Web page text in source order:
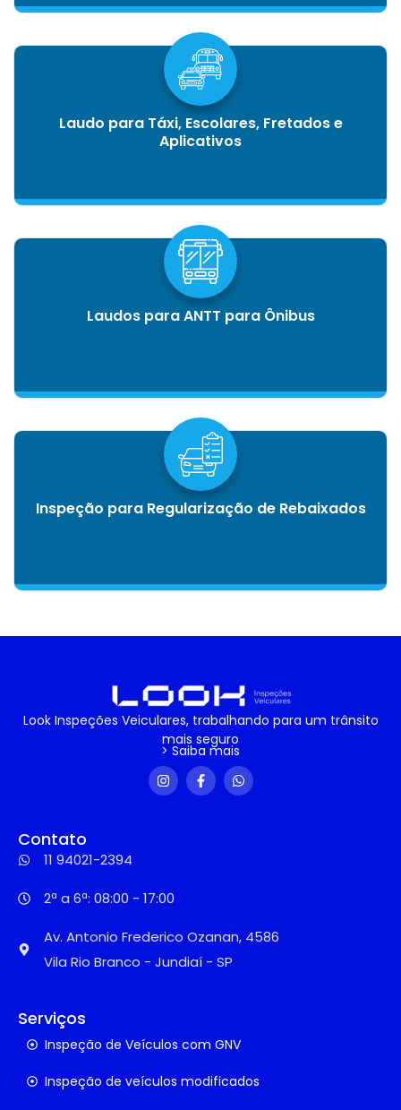
Laudo para Táxi, Escolares, Fretados e
Aplicativos
Laudos para ANTT para Ônibus
Inspeção para Regularização de Rebaixados
Look Inspeções Veiculares, trabalhando para um trânsito
mais seguro
> Saiba mais
Serviços
Inspeção de Veículos com GNV
Inspeção de veículos modificados
Contato
11 94021-2394
2ª a 6ª: 08:00 - 17:00
Av. Antonio Frederico Ozanan, 4586
Vila Rio Branco - Jundiaí - SP